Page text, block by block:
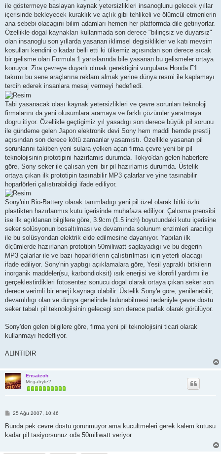
j
ile göstermeye baslayan kaynak yetersizlikleri insanoglunu gelecek yıllar
içerisinde bekleyecek kuraklık ve açlık gibi tehlikeli ve ölümcül etmenlerin
ana sebebi olacagını bilim adamları hemen her platformda dile getiriyorlar.
Özellikle dogal kaynakları kullanmada son derece "bilinçsiz ve duyarsız"
olan insanoglu son yıllarda yasanan iklimsel degisiklikler ve katı mevsim
kosulları kendini o kadar belli etti ki ülkemiz açısından son derece sıcak
bir gelisme olan Formula 1 yarıslarında bile yasanan bu gelismeler ortaya
konuyor. Zira çevreye duyarlı olmak gerektigini vurgulana Honda F1
takımı bu sene araçlarına reklam almak yerine dünya resmi ile kaplamayı
tercih ederek insanlara mesaj vermeyi hedefledi.
Tabi yasanacak olası kaynak yetersizlikleri ve çevre sorunları teknoloji
firmalarını da yeni olusumlara aramaya ve farklı çözümler yaratmaya
dogru itiyor. Özellikle geçtigimiz yıl yasadıgı son derece büyük pil sorunu
ile gündeme gelen Japon elektronik devi Sony hem maddi hemde prestij
açısından son derece kötü zamanlar yasamıstı. Özellikle yasanan pil
sorunlarını takiben yeni sulara yelken açan firma çevre yeni bir pil
teknolojisinin prototipini hazırlamıs durumda. Tokyo'dan gelen haberlere
göre, Sony seker ile çalısan yeni bir pil hazırlamıs durumda. Üstelik
ortaya çıkan ilk prototipin tasınabilir MP3 çalarlar ve yine tasınabilir
hoparlörleri çalıstırabildigi ifade ediliyor.
Sony'nin Bio-Battery olarak tanımladıgı yeni pil özel olarak bitki özlü
plastikten hazırlanmıs kutu içerisinde muhafaza ediliyor. Çalısma prensibi
ise ilk açıklanan bilgilere göre, 3.9cm (1.5 inch) boyutundaki kutu içerisine
seker solüsyonun bosaltılması ve devamında solunum enzimleri aracılıgı
ile bu solüsyondan elektrik elde edilmesine dayanıyor. Yapılan ilk
ölçümlerde hazırlanan prototipin 50miliwatt saglayadıgı ve bu degerin
MP3 çalarlar ile ve bazı hoparlörlerin çalıstırılması için yeterli olacagı
ifade ediliyor. Sony'nin yaptıgı açıklamalara göre, Yesil yapraklı bitkilerin
inorganik maddeler(su, karbondioksit) ısık enerjisi ve klorofil yardımı ile
gerçeklestirdikleri fotosentez sonucu dogal olarak ortaya çıkan seker son
derece verimli bir enerji kaynagı olabilir. Üstelik Sony'e göre, yenilenebilir,
devamlılıgı olan ve dünya genelinde bulunabilmesi nedeniyle çevre dostu
seker tabalı pil teknolojisinin gelecegi son derece parlak olarak görülüyor.
Sony'den gelen bilgilere göre, firma yeni pil teknolojisini ticari olarak
kullanmayı hedefliyor.
ALINTIDIR
Ensatech
Megabyte2
M
s
j
25 Ağu 2007, 10:46
Bunda pek cevre dostu gorunmuyor ama kucultmeleri gerek kalem kutusu
kadar pil tasiyorsunuz oda 50miliwatt veriyor